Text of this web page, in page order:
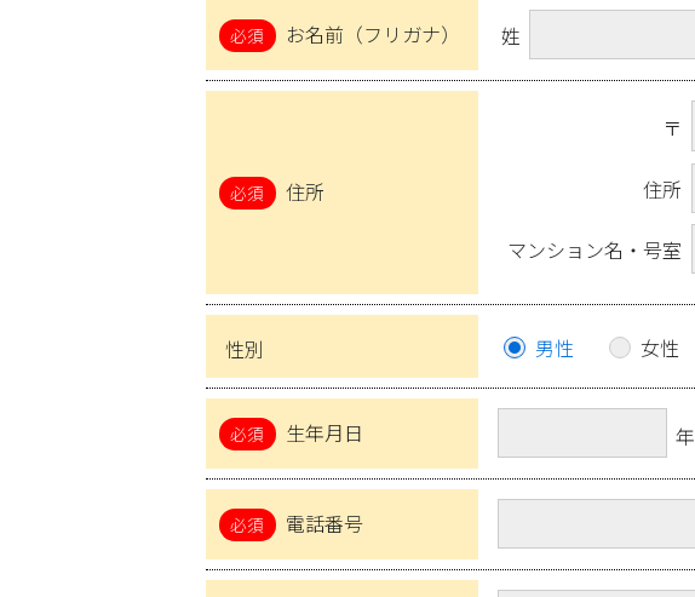
お名前（フリガナ） 姓
住所
〒
住所
マンション名・号室
性別 男性 女性
生年月日 年
電話番号